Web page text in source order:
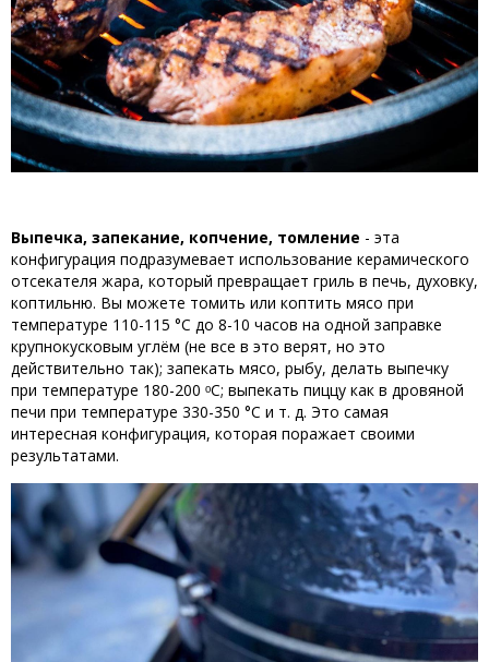
Выпечка, запекание, копчение, томление - эта
конфигурация подразумевает использование керамического
отсекателя жара, который превращает гриль в печь, духовку,
коптильню. Вы можете томить или коптить мясо при
температуре 110-115 °C до 8-10 часов на одной заправке
крупнокусковым углём (не все в это верят, но это
действительно так); запекать мясо, рыбу, делать выпечку
при температуре 180-200 ᵒС; выпекать пиццу как в дровяной
печи при температуре 330-350 °C и т. д. Это самая
интересная конфигурация, которая поражает своими
результатами.